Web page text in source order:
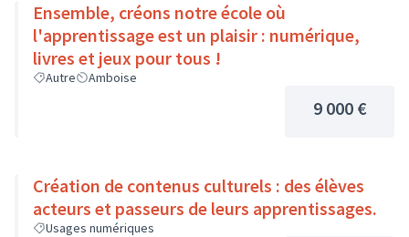
Ensemble, créons notre école où
l'apprentissage est un plaisir : numérique,
livres et jeux pour tous !
Autre Amboise
9 000 €
Création de contenus culturels : des élèves
acteurs et passeurs de leurs apprentissages.
Usages numériques